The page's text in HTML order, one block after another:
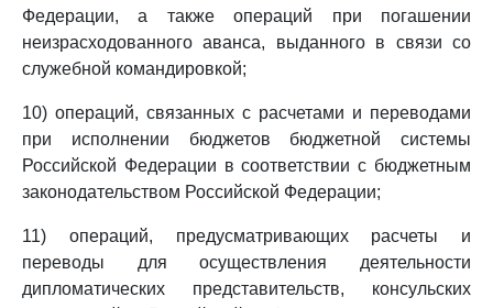
Федерации, а также операций при погашении
неизрасходованного аванса, выданного в связи со
служебной командировкой;
10) операций, связанных с расчетами и переводами
при исполнении бюджетов бюджетной системы
Российской Федерации в соответствии с бюджетным
законодательством Российской Федерации;
11) операций, предусматривающих расчеты и
переводы для осуществления деятельности
дипломатических представительств, консульских